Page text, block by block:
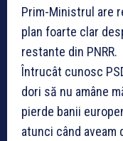
Prim-Ministrul are
plan foarte clar
restante din PNRR.
Întrucât cunosc
dori să nu amâne
pierde banii
atunci când aveam